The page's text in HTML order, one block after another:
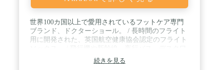
世界100カ国以上で愛用されているフットケア専門
ブランド、ドクターショール。 / 長時間のフライト
用に開発された、英国航空健康協会認定のフライト
ーク時に / 柔らかい素材の靴下タイプでため、手軽
に心地よく履け、抗菌防臭加工。 / 足首とふくらは
続きを見る